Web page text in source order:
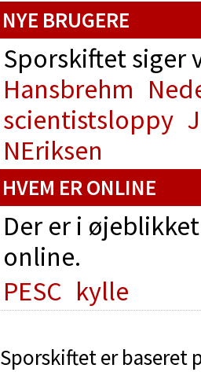
NYE BRUGERE
Sporskiftet siger
Hansbrehm
scientistsloppy
NEriksen
HVEM ER ONLINE
Der er i
online.
PESC kylle
Sporskiftet er baseret